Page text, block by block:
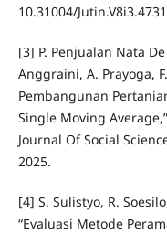
10.31004/
[3] P. Penjualan Nata
Anggraini, A. Prayoga,
Pembangunan
Single Moving
Journal Of Social
2025.
[4] S. Sulistyo, R.
“Evaluasi Metode